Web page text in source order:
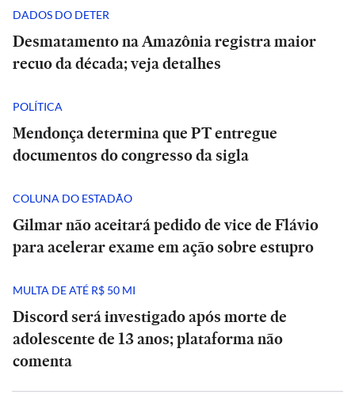
DADOS DO DETER
Desmatamento na Amazônia registra maior
recuo da década; veja detalhes
POLÍTICA
Mendonça determina que PT entregue
documentos do congresso da sigla
COLUNA DO ESTADÃO
Gilmar não aceitará pedido de vice de Flávio
para acelerar exame em ação sobre estupro
MULTA DE ATÉ R$ 50 MI
Discord será investigado após morte de
adolescente de 13 anos; plataforma não
comenta